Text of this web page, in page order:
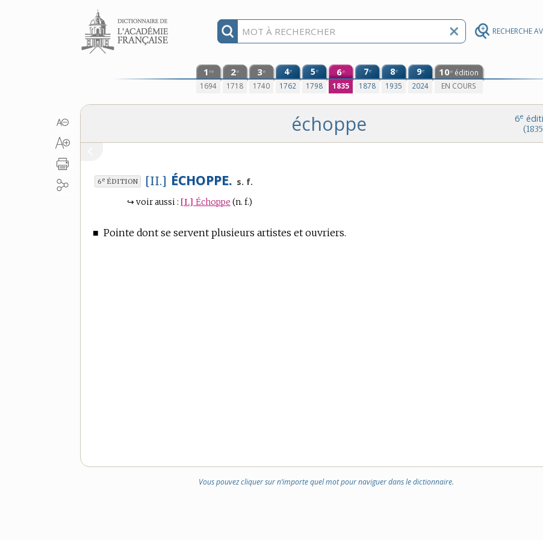
RECHERCHE
Aller au contenu
1 re
1694
2e
1718
3e
1740
4e
1762
5e
1798
6e
1835
7e
1878
8e
1935
9e
2024
10e édition
EN COURS
6e
échoppe
6e ÉDITION [II.] ÉCHOPPE. s. f.
↪ voir aussi : [I.] Échoppe (n. f.)
■ Pointe dont se servent plusieurs artistes et ouvriers.
Vous pouvez cliquer sur n’importe quel mot pour naviguer dans le dictionnaire.